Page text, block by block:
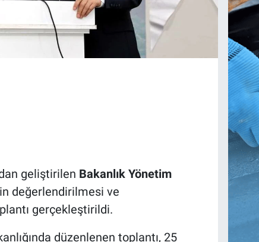
geliştirilen Bakanlık Yönetim
değerlendirilmesi ve
gerçekleştirildi.
düzenlenen toplantı, 25